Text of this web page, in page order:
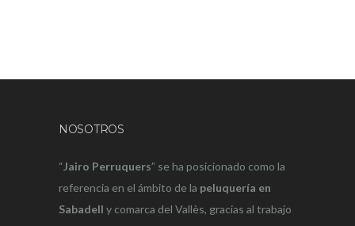
NOSOTROS
“Jairo Perruquers” se ha posicionado como la
referencia en el ámbito de la peluquería en
Sabadell y comarca del Vallès, gracias al trabajo